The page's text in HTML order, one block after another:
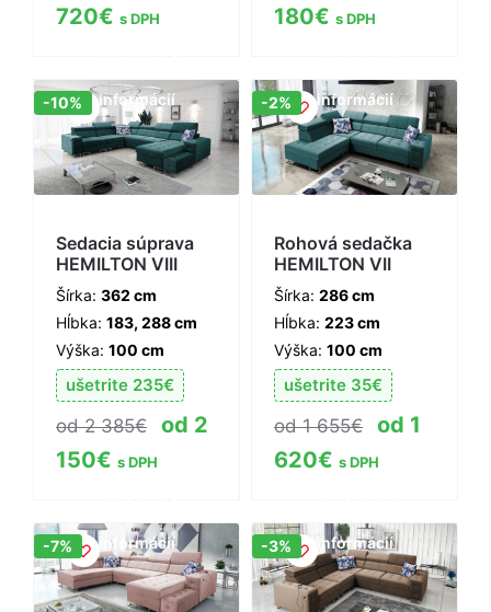
720€ s DPH
informácií
180€ s DPH
informácií
Zľava!
-10%
Sedacia súprava
HEMILTON VIII
Šírka: 362 cm
Hĺbka: 183, 288 cm
Výška: 100 cm
ušetrite 235€
2 385€
2
150€ s DPH
informácií
Zľava!
-2%
Rohová sedačka
HEMILTON VII
Šírka: 286 cm
Hĺbka: 223 cm
Výška: 100 cm
ušetrite 35€
1 655€
1
620€ s DPH
informácií
Zľava!
-7% Zľava!
-3%